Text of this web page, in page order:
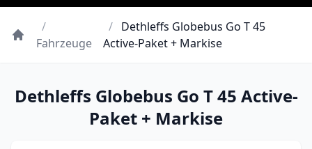
/
Fahrzeuge
/ Dethleffs Globebus Go T 45
Active-Paket + Markise
Dethleffs Globebus Go T 45 Active-
Paket + Markise